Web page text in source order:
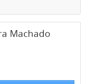
Machado